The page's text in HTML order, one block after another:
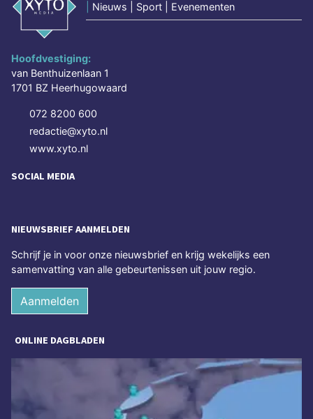
Nieuws | Sport | Evenementen
Hoofdvestiging:
van Benthuizenlaan 1
1701 BZ Heerhugowaard
072 8200 600
redactie@xyto.nl
www.xyto.nl
SOCIAL MEDIA
NIEUWSBRIEF AANMELDEN
Schrijf je in voor onze nieuwsbrief en krijg wekelijks een
samenvatting van alle gebeurtenissen uit jouw regio.
Aanmelden
ONLINE DAGBLADEN